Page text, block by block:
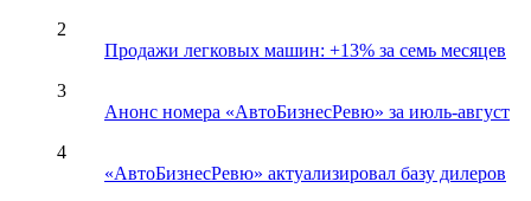
2
Продажи легковых машин: +13% за семь месяцев
3
Анонс номера «АвтоБизнесРевю» за июль-август
4
«АвтоБизнесРевю» актуализировал базу дилеров